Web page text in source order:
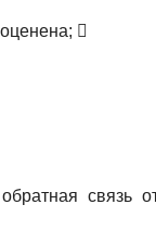

связь